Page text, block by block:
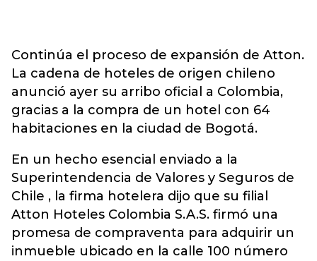
Continúa el proceso de expansión de Atton.
La cadena de hoteles de origen chileno
anunció ayer su arribo oficial a Colombia,
gracias a la compra de un hotel con 64
habitaciones en la ciudad de Bogotá.
En un hecho esencial enviado a la
Superintendencia de Valores y Seguros de
Chile , la firma hotelera dijo que su filial
Atton Hoteles Colombia S.A.S. firmó una
promesa de compraventa para adquirir un
inmueble ubicado en la calle 100 número